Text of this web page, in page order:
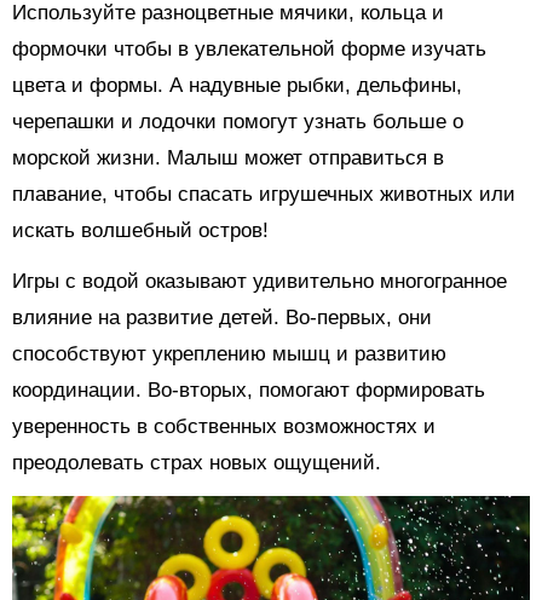
Используйте разноцветные мячики, кольца и
формочки чтобы в увлекательной форме изучать
цвета и формы. А надувные рыбки, дельфины,
черепашки и лодочки помогут узнать больше о
морской жизни. Малыш может отправиться в
плавание, чтобы спасать игрушечных животных или
искать волшебный остров!
Игры с водой оказывают удивительно многогранное
влияние на развитие детей. Во-первых, они
способствуют укреплению мышц и развитию
координации. Во-вторых, помогают формировать
уверенность в собственных возможностях и
преодолевать страх новых ощущений.